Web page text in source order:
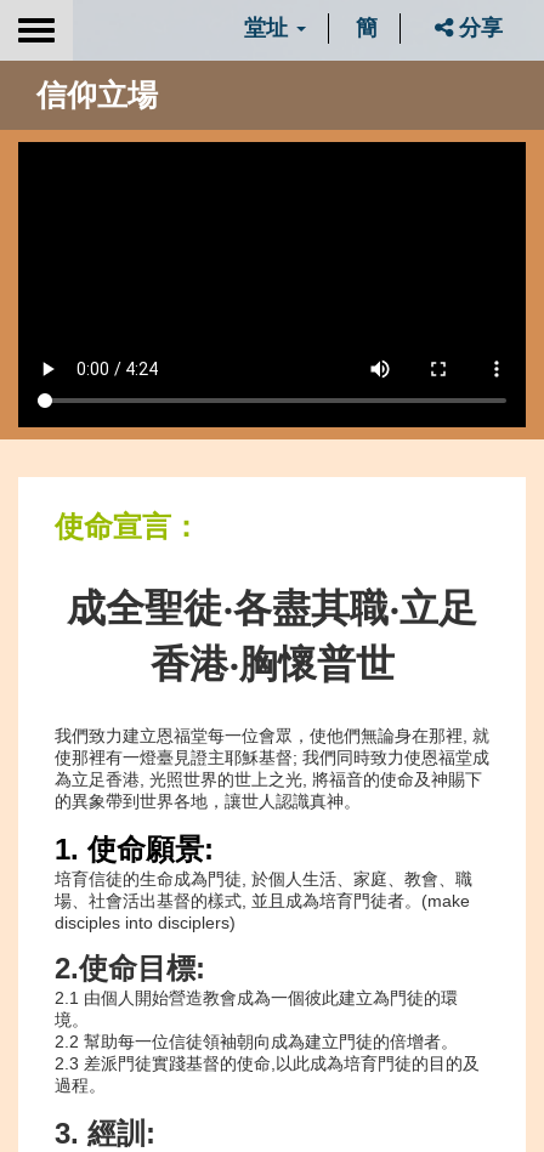
Toggle
堂址 簡 分享
信仰立場
使命宣言：
成全聖徒‧各盡其職‧立足
香港‧胸懷普世
我們致力建立恩福堂每一位會眾，使他們無論身在那裡 就
使那裡有一燈臺見證主耶穌基督; 我們同時致力使恩福堂成
為立足香港 光照世界的世上之光 將福音的使命及神賜下
的異象帶到世界各地，讓世人認識真神。
1.使命願景:
培育信徒的生命成為門徒 於個人生活、家庭、教會、職
場、社會活出基督的樣式 並且成為培育門徒者。 (make
disciples into disciplers)
2.使命目標:
2.1 由個人開始營造教會成為一個彼此建立為門徒的環
境。
2.2 幫助每一位信徒領袖朝向成為建立門徒的倍增者。
2.3 差派門徒實踐基督的使命 以此成為培育門徒的目的及
過程。
3. 經訓 :